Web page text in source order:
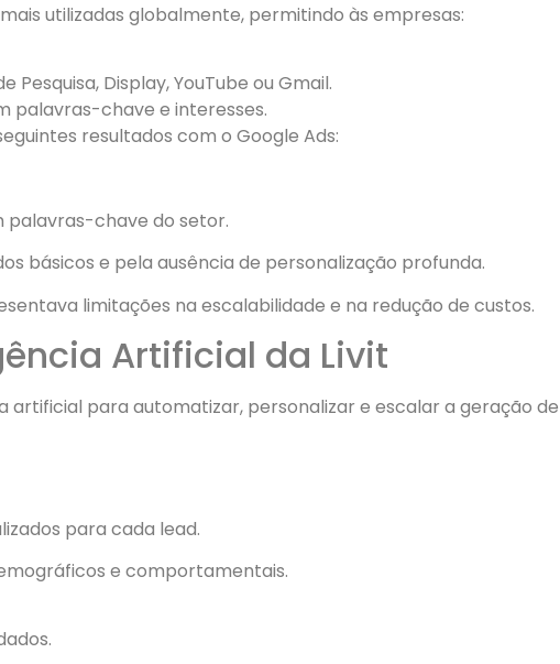
utilizadas globalmente, permitindo às empresas:
Pesquisa, Display, YouTube ou Gmail.
palavras-chave e interesses.
resultados com o Google Ads:
palavras-chave do setor.
básicos e pela ausência de personalização profunda.
limitações na escalabilidade e na redução de custos.
Artificial da Livit
artificial para automatizar, personalizar e escalar a geração
para cada lead.
e comportamentais.